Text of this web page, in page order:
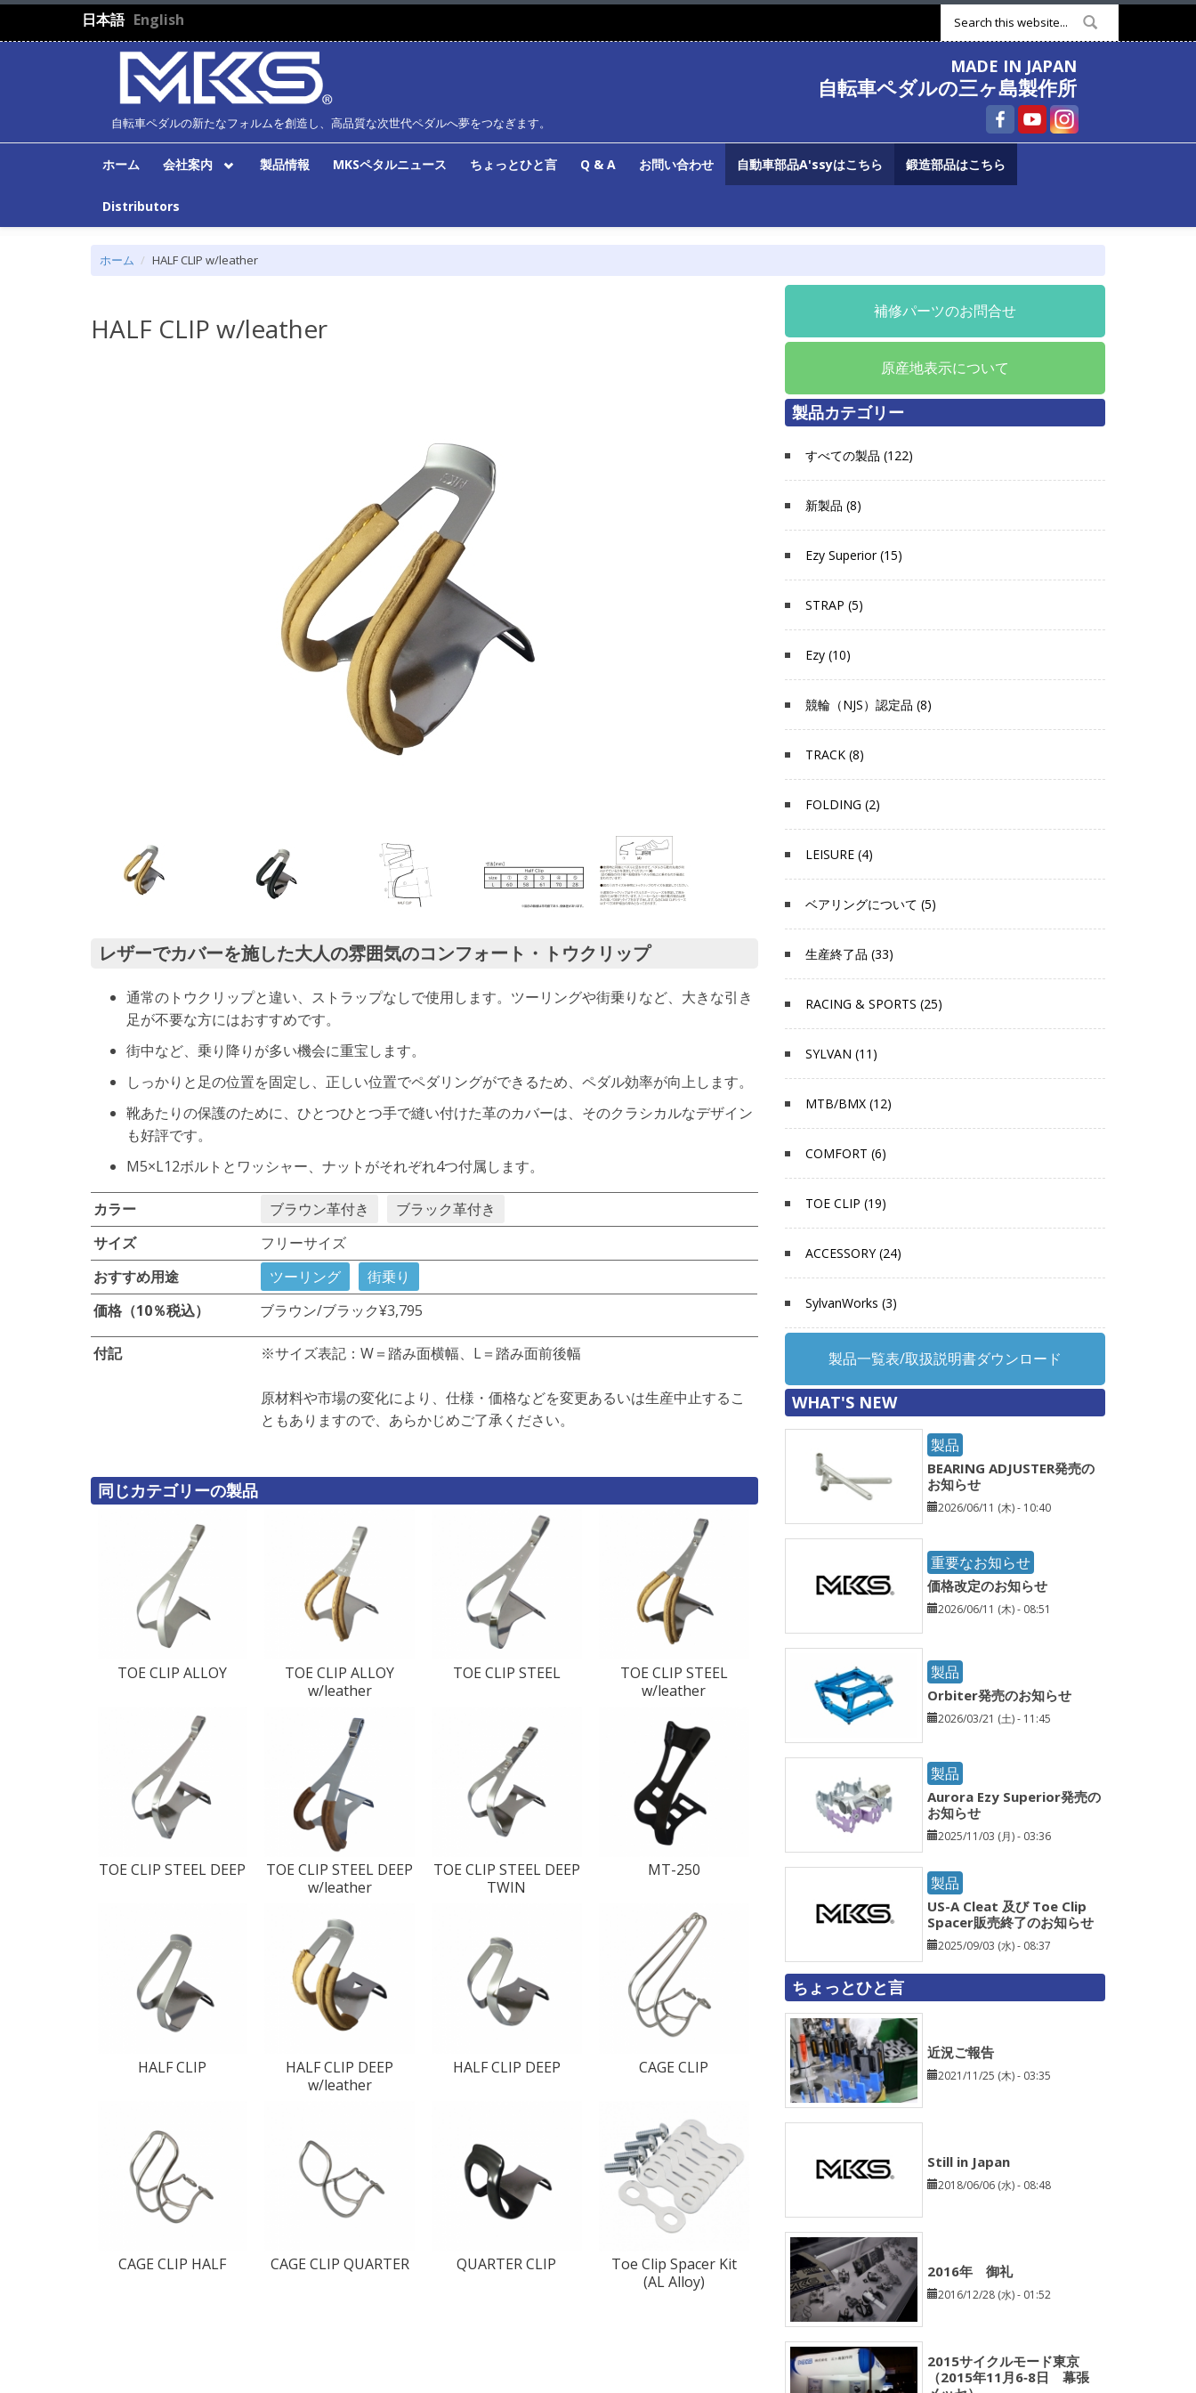
メインコンテンツに移動
日本語 English 検索フォーム
MADE IN JAPAN
自転車ペダルの三ヶ島製作所
自転車ペダルの新たなフォルムを創造し、高品質な次世代ペダルへ夢をつなぎます。
ホーム 会社案内 製品情報 MKSペタルニュース ちょっとひと言 Q & A お問い合わせ 自動車部品A'ssyはこちら 鍛造部品はこちら
Distributors
ホーム HALF CLIP w/leather
HALF CLIP w/leather
レザーでカバーを施した大人の雰囲気のコンフォート・トウクリップ
通常のトウクリップと違い、ストラップなしで使用します。ツーリングや街乗りなど、大きな引き
足が不要な方にはおすすめです。
街中など、乗り降りが多い機会に重宝します。
しっかりと足の位置を固定し、正しい位置でペダリングができるため、ペダル効率が向上します。
靴あたりの保護のために、ひとつひとつ手で縫い付けた革のカバーは、そのクラシカルなデザイン
も好評です。
M5×L12ボルトとワッシャー、ナットがそれぞれ4つ付属します。
カラー ブラウン革付き
ブラック革付き
サイズ
フリーサイズ
おすすめ用途
ツーリング
街乗り
価格（10％税込）
ブラウン/ブラック¥3,795
付記 ※サイズ表記：W＝踏み面横幅、L＝踏み面前後幅
原材料や市場の変化により、仕様・価格などを変更あるいは生産中止するこ
ともありますので、あらかじめご了承ください。
同じカテゴリーの製品
TOE CLIP ALLOY
TOE CLIP ALLOY
w/leather
TOE CLIP STEEL
TOE CLIP STEEL
w/leather
TOE CLIP STEEL DEEP
TOE CLIP STEEL DEEP
w/leather
TOE CLIP STEEL DEEP
TWIN
MT-250
HALF CLIP
HALF CLIP DEEP
w/leather
HALF CLIP DEEP CAGE CLIP
CAGE CLIP HALF CAGE CLIP QUARTER QUARTER CLIP
Toe Clip Spacer Kit
(AL Alloy)
補修パーツのお問合せ
原産地表示について
製品カテゴリー
すべての製品 (122)
新製品 (8)
Ezy Superior (15)
STRAP (5)
Ezy (10)
競輪（NJS）認定品 (8)
TRACK (8)
FOLDING (2)
LEISURE (4)
ベアリングについて (5)
生産終了品 (33)
RACING & SPORTS (25)
SYLVAN (11)
MTB/BMX (12)
COMFORT (6)
TOE CLIP (19)
ACCESSORY (24)
SylvanWorks (3)
製品一覧表/取扱説明書ダウンロード
WHAT'S NEW
製品
BEARING ADJUSTER発売の
お知らせ
2026/06/11 (木) - 10:40
重要なお知らせ
価格改定のお知らせ
2026/06/11 (木) - 08:51
製品
Orbiter発売のお知らせ
2026/03/21 (土) - 11:45
製品
Aurora Ezy Superior発売の
お知らせ
2025/11/03 (月) - 03:36
製品
US-A Cleat 及び Toe Clip
Spacer販売終了のお知らせ
2025/09/03 (水) - 08:37
ちょっとひと言
近況ご報告
2021/11/25 (木) - 03:35
Still in Japan
2018/06/06 (水) - 08:48
2016年 御礼
2016/12/28 (水) - 01:52
2015サイクルモード東京
（2015年11月6‐8日 幕張